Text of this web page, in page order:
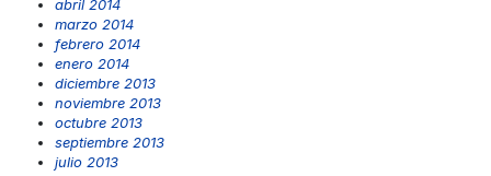
abril 2014
marzo 2014
febrero 2014
enero 2014
diciembre 2013
noviembre 2013
octubre 2013
septiembre 2013
julio 2013